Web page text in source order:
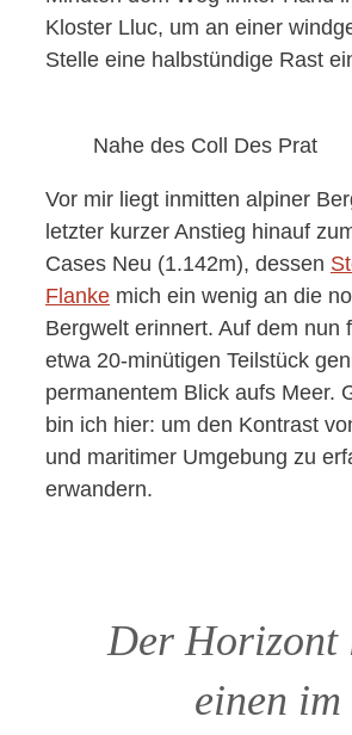
Kloster Lluc, um an einer
Stelle eine halbstündige Rast
Nahe des Coll Des Prat
Vor mir liegt inmitten alpiner
letzter kurzer Anstieg hinauf
Cases Neu (1.142m), dessen
Flanke mich ein wenig an die
Bergwelt erinnert. Auf dem nun
etwa 20-minütigen Teilstück
permanentem Blick aufs Meer.
bin ich hier: um den Kontrast
und maritimer Umgebung zu
erwandern.
Der Horizont
einen im